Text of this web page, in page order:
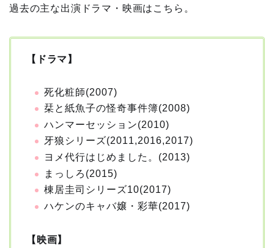
過去の主な出演ドラマ・映画はこちら。
【ドラマ】
死化粧師(2007)
栞と紙魚子の怪奇事件簿(2008)
ハンマーセッション(2010)
牙狼シリーズ(2011,2016,2017)
ヨメ代行はじめました。(2013)
まっしろ(2015)
棟居圭司シリーズ10(2017)
ハケンのキャバ嬢・彩華(2017)
【映画】